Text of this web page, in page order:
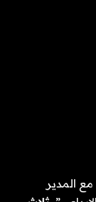
المدير